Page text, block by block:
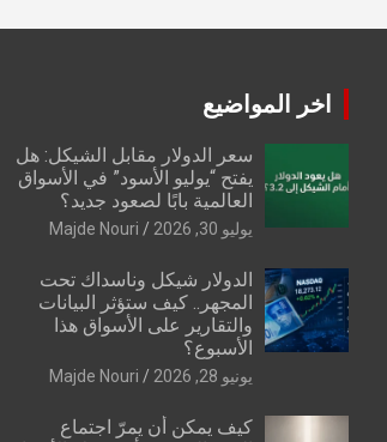
اخر المواضيع
سعر الدولار مقابل الشيكل: هل
يفتح “يوليو الأسود” في الأسواق
العالمية بابًا لصعود جديد؟
يوليو 30, 2026 Majde Nouri
الدولار شيكل وناسداك تحت
المجهر.. كيف ستؤثر البيانات
والتقارير على الأسواق هذا
الأسبوع؟
يونيو 28, 2026 Majde Nouri
كيف يمكن أن يمرّ اجتماع